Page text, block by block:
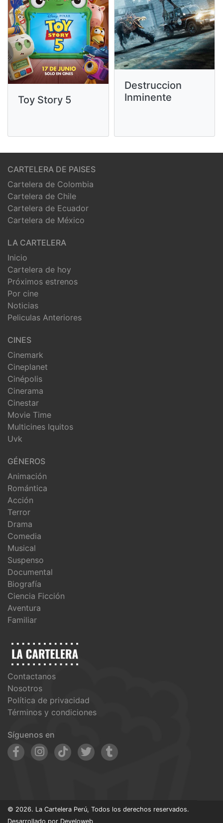
Toy Story 5
Destruccion
Inminente
CARTELERA DE PAISES
Cartelera de Colombia
Cartelera de Chile
Cartelera de Ecuador
Cartelera de México
LA CARTELERA
Inicio
Cartelera de hoy
Próximos estrenos
Por cine
Noticias
Peliculas Anteriores
CINES
Cinemark
Cineplanet
Cinépolis
Cinerama
Cinestar
Movie Time
Multicines Iquitos
Uvk
GÉNEROS
Animación
Romántica
Acción
Terror
Drama
Comedia
Musical
Suspenso
Documental
Biografía
Ciencia Ficción
Aventura
Familiar
Contactanos
Nosotros
Política de privacidad
Términos y condiciones
Síguenos en
© 2026. La Cartelera Perú, Todos los derechos reservados.
Desarrollado por Develoweb